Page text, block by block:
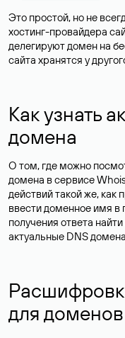
Это простой, но не
хостинг-провайдера
делегируют домен на
сайта хранятся у
Как узнать
домена
О том, где можно
домена в сервисе
действий такой же, как
ввести доменное имя в
получения ответа
актуальные DNS
для